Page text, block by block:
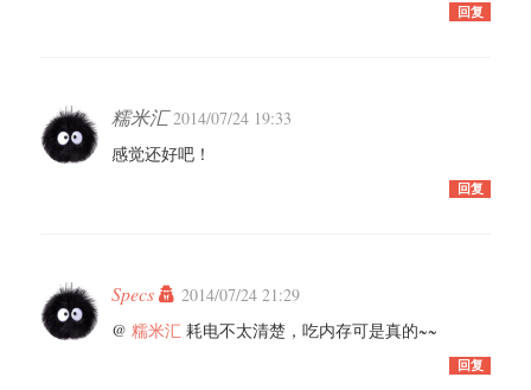
回复
糯米汇2014/07/24 19:33
感觉还好吧！
回复
Specs
2014/07/24 21:29
@ 糯米汇 耗电不太清楚，吃内存可是真的~~
回复